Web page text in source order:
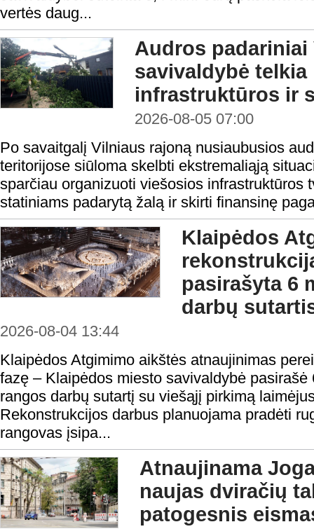
vertės daug...
Audros
savivaldybė telkia
infrastruktūros ir
2026-08-05 07:00
Po savaitgalį Vilniaus rajoną nusiaubusios
teritorijose siūloma skelbti ekstremaliąją
sparčiau organizuoti viešosios infrastruktūros
statiniams padarytą žalą ir skirti finansinę
Klaipėdos
pasirašyta 6
darbų
2026-08-04 13:44
Klaipėdos Atgimimo aikštės atnaujinimas
fazę – Klaipėdos miesto savivaldybė
rangos darbų sutartį su viešąjį pirkimą
Rekonstrukcijos darbus planuojama pradėti
rangovas įsipa...
Atnaujinama
naujas dviračių
patogesnis